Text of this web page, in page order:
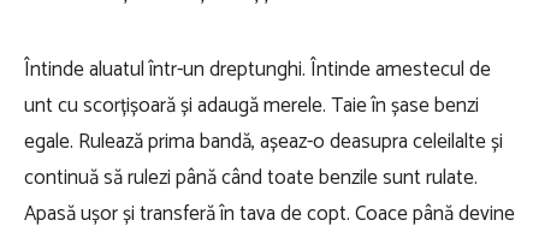
Întinde aluatul într-un dreptunghi. Întinde amestecul de
unt cu scorțișoară și adaugă merele. Taie în șase benzi
egale. Rulează prima bandă, așeaz-o deasupra celeilalte și
continuă să rulezi până când toate benzile sunt rulate.
Apasă ușor și transferă în tava de copt. Coace până devine